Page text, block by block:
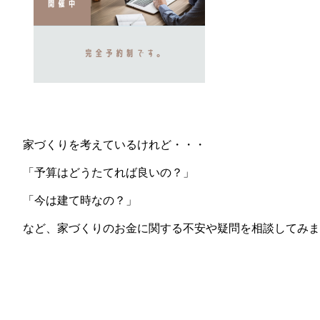
家づくりを考えているけれど・・・
「予算はどうたてれば良いの？」
「今は建て時なの？」
など、家づくりのお金に関する不安や疑問を相談してみ